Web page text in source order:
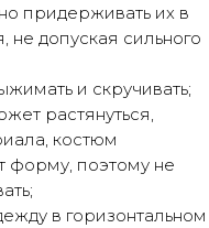
придерживать их в
не допуская сильного
и скручивать;
растянуться,
костюм
форму, поэтому не
в горизонтальном
стоимости
остальное
в две недели.
Через
6 недель
25%